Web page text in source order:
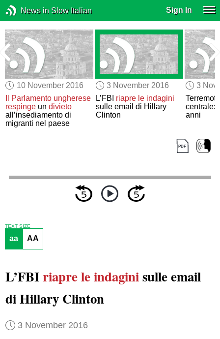
News in Slow Italian Sign In
10 November 2016
Il Parlamento ungherese
respinge undivieto
all’insediamento di
migranti nel paese
3 November 2016
L’FBI riapre le indagini
sulle email di Hillary
Clinton
3
centrale:
anni
TEXT SIZE
aa AA
L’FBIriapre le indaginisulle email
di Hillary Clinton
3 November 2016